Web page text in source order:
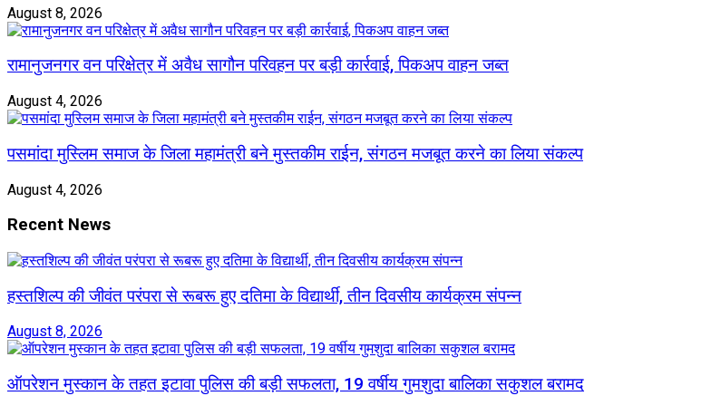
August 8, 2026
रामानुजनगर वन परिक्षेत्र में अवैध सागौन परिवहन पर बड़ी कार्रवाई, पिकअप वाहन जब्त
August 4, 2026
पसमांदा मुस्लिम समाज के जिला महामंत्री बने मुस्तकीम राईन, संगठन मजबूत करने का लिया संकल्प
August 4, 2026
Recent News
हस्तशिल्प की जीवंत परंपरा से रूबरू हुए दतिमा के विद्यार्थी, तीन दिवसीय कार्यक्रम संपन्न
August 8, 2026
ऑपरेशन मुस्कान के तहत इटावा पुलिस की बड़ी सफलता, 19 वर्षीय गुमशुदा बालिका सकुशल बरामद